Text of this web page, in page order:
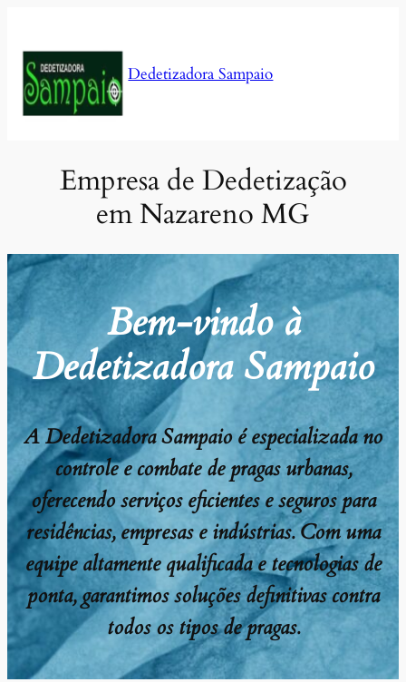
conteúdo
Dedetizadora Sampaio
Empresa de Dedetização
em Nazareno MG
Bem-vindo à
Dedetizadora Sampaio
A Dedetizadora Sampaio é especializada no
controle e combate de pragas urbanas,
oferecendo serviços eficientes e seguros para
residências, empresas e indústrias. Com uma
equipe altamente qualificada e tecnologias de
ponta, garantimos soluções definitivas contra
todos os tipos de pragas.